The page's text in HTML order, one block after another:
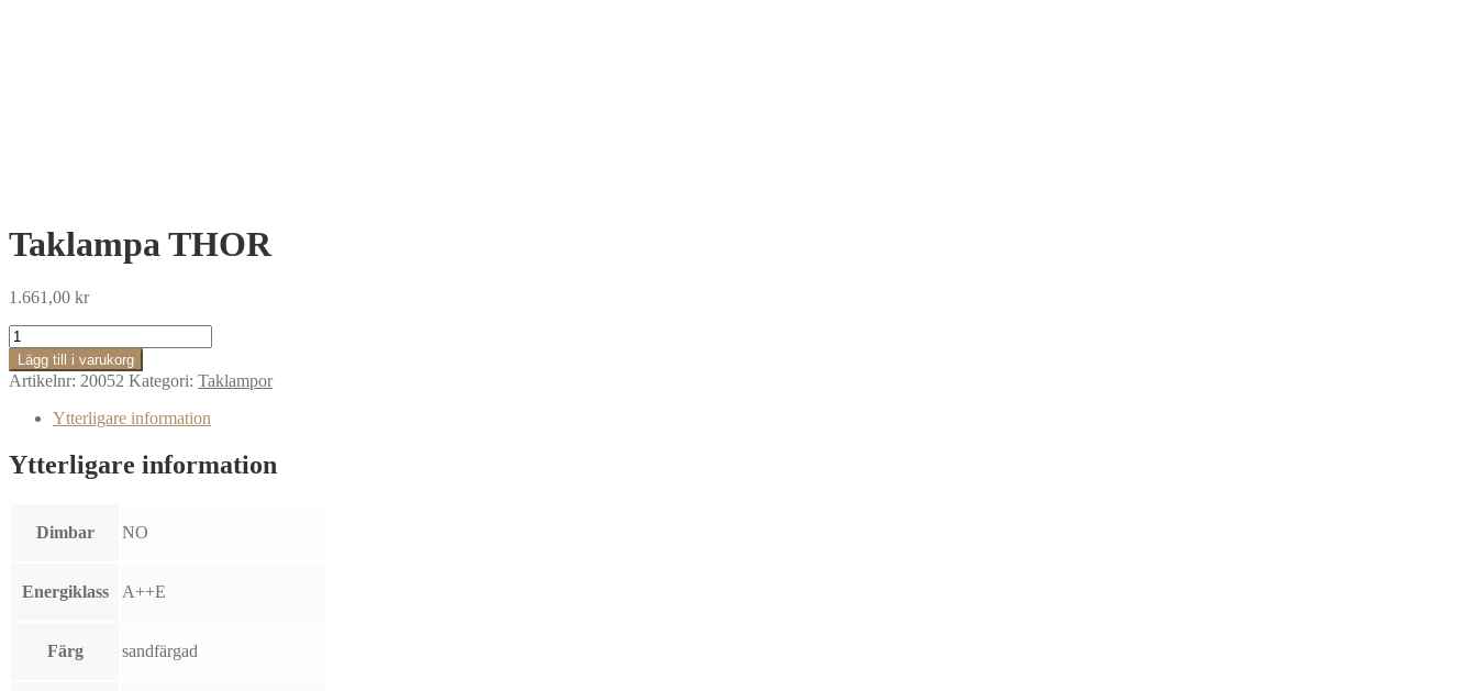
Taklampa THOR
1.661,00 kr
Taklampa
THOR
mängd
Lägg till i varukorg
Artikelnr: 20052 Kategori: Taklampor
Ytterligare information
Ytterligare information
Dimbar NO
Energiklass A++E
Färg sandfärgad